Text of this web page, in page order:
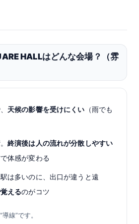
HALLはどんな会場？（雰
天候の影響を受けにくい （雨でも
終演後は人の流れが分散しやすい
体感が変わる
は多いのに、出口が違うと遠
えるのがコツ
線”です。